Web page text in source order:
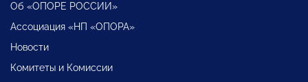
Об «ОПОРЕ РОССИИ»
Ассоциация «НП «ОПОРА»
Новости
Комитеты и Комиссии